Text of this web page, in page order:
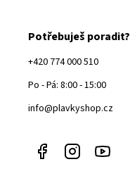
Potřebuješ poradit?
+420 774 000 510
Po - Pá: 8:00 - 15:00
info@plavkyshop.cz